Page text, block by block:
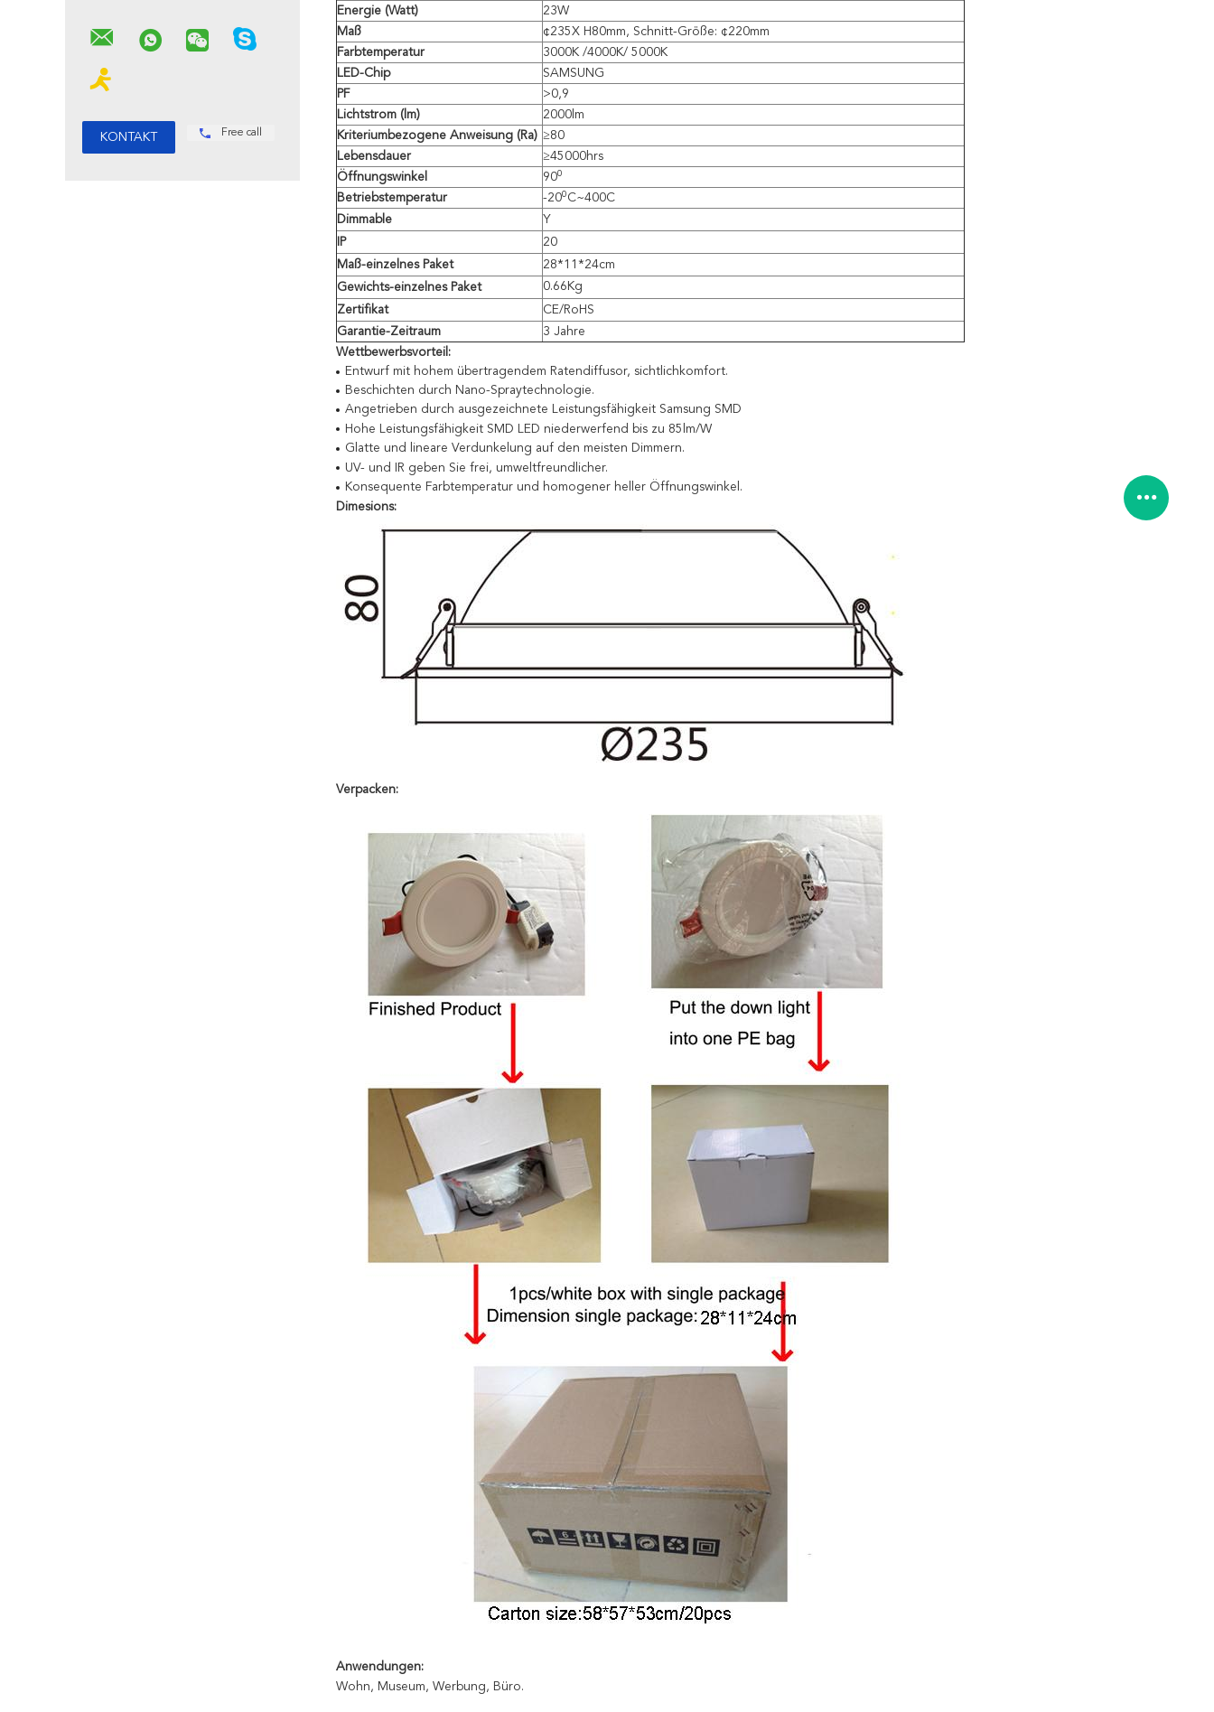
Free call
Energie (Watt)
23W
Maß
¢235X H80mm, Schnitt-Größe: ¢220mm
Farbtemperatur
3000K /4000K/ 5000K
LED-Chip
SAMSUNG
PF
>0,9
Lichtstrom (lm)
2000lm
Kriteriumbezogene Anweisung (Ra) ≥80
Lebensdauer
≥45000hrs
Öffnungswinkel
900
Betriebstemperatur -200C~400C
Dimmable
Y
IP
20
Maß-einzelnes Paket
28*11*24cm
Gewichts-einzelnes Paket
0.66Kg
Zertifikat
CE/RoHS
Garantie-Zeitraum
3 Jahre
Wettbewerbsvorteil:
Entwurf mit hohem übertragendem Ratendiffusor, sichtlichkomfort.
Beschichten durch Nano-Spraytechnologie.
Angetrieben durch ausgezeichnete Leistungsfähigkeit Samsung SMD
Hohe Leistungsfähigkeit SMD LED niederwerfend bis zu 85lm/W
Glatte und lineare Verdunkelung auf den meisten Dimmern.
UV- und IR geben Sie frei, umweltfreundlicher.
Konsequente Farbtemperatur und homogener heller Öffnungswinkel.
Dimesions:
Verpacken:
Anwendungen:
Wohn, Museum, Werbung, Büro.